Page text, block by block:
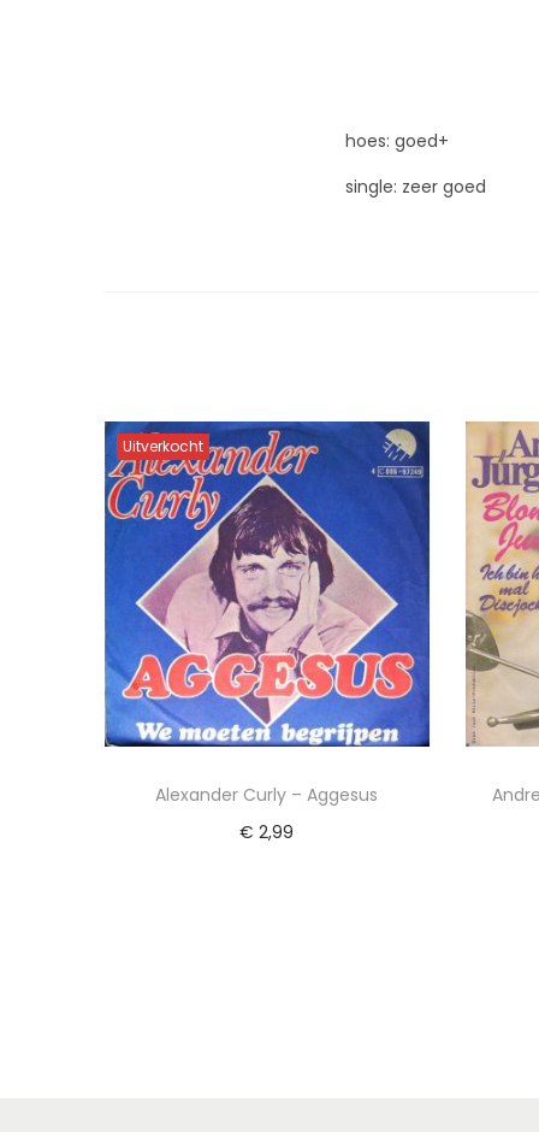
hoes: goed+
single: zeer goed
Uitverkocht
Alexander Curly – Aggesus
€ 2,99